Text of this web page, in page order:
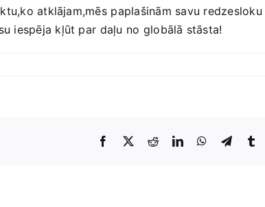
atklājam,mēs ⁤paplašinām savu ⁣redzesloku
iespēja kļūt par ⁣daļu no ⁤globālā​ stāsta!
Facebook
X RedditLinkedInWhatsApp